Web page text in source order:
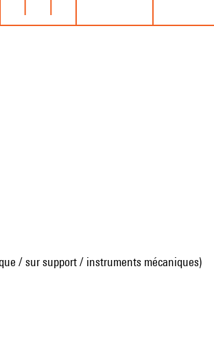
/ sur support / instruments mécaniques)